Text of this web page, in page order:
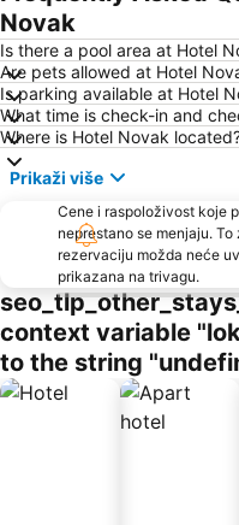
Novak
Is there a pool area at Hotel
Are pets allowed at Hotel
Is parking available at Hotel
What time is check-in and
Where is Hotel Novak
Prikaži više
Cene i raspoloživost koje
neprestano se menjaju.
rezervaciju možda neće
prikazana na trivagu.
context variable
to the string